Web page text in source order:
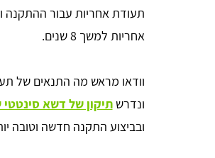
אחריות למשך 8 שנים.
וודאו מראש מה התנאים של
ונדרשתיקון של דשא
ובביצוע התקנה חדשה וטובה